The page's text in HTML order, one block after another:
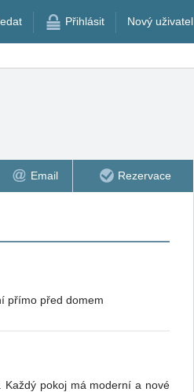
Přihlásit Nový uživatel
Email Rezervace
přímo před domem
Každý pokoj má moderní a nové